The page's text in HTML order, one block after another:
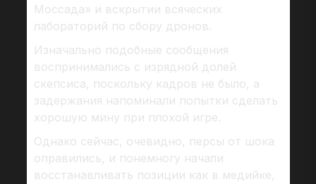
Моссада» и вскрытии всяческих
лабораторий по сбору дронов.
Изначально подобные сообщения
воспринимались с изрядной долей
скепсиса, поскольку кадров не было, а
задержания напоминали попытки сделать
хорошую мину при плохой игре.
Однако сейчас, очевидно, персы от шока
оправились, и понемногу начали
восстанавливать позиции как в медийке,